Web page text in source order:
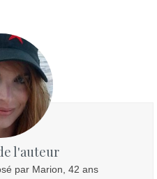
l'auteur
par Marion, 42 ans